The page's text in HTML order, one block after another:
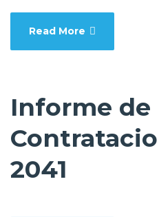
Read More
Informe de
2041